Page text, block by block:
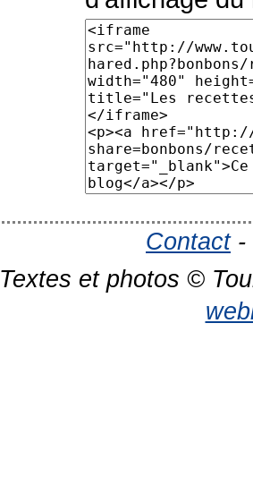
Contact-
Textes et photos ©